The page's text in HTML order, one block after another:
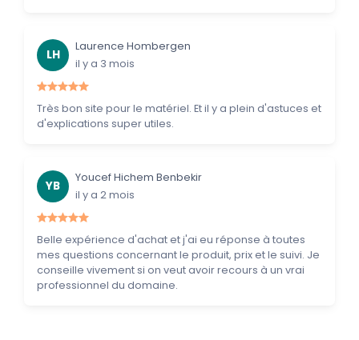
LH
Laurence Hombergen
il y a 3 mois
Très bon site pour le matériel. Et il y a plein d'astuces et
d'explications super utiles.
YB
Youcef Hichem Benbekir
il y a 2 mois
Belle expérience d'achat et j'ai eu réponse à toutes
mes questions concernant le produit, prix et le suivi. Je
conseille vivement si on veut avoir recours à un vrai
professionnel du domaine.